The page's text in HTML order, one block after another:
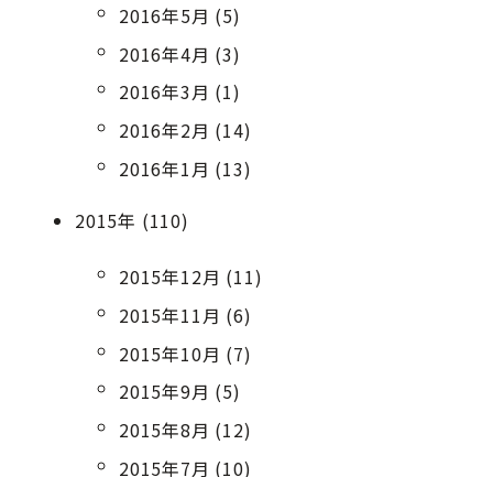
2016年5月 (5)
2016年4月 (3)
2016年3月 (1)
2016年2月 (14)
2016年1月 (13)
2015年 (110)
2015年12月 (11)
2015年11月 (6)
2015年10月 (7)
2015年9月 (5)
2015年8月 (12)
2015年7月 (10)